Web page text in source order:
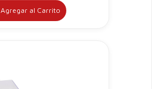
Agregar al Carrito